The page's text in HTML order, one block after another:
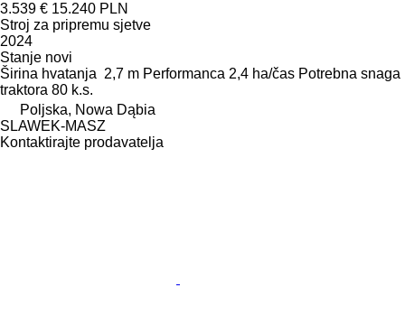
3.539 € 15.240 PLN
Stroj za pripremu sjetve
2024
Stanje novi
Širina hvatanja 2,7 m Performanca 2,4 ha/čas Potrebna snaga
traktora 80 k.s.
Poljska, Nowa Dąbia
SLAWEK-MASZ
Kontaktirajte prodavatelja